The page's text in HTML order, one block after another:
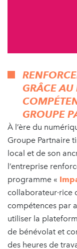
GRÂCE AU
GROUPE
À l’ère du
Groupe Partnaire
local et de son
l’entreprise
programme «
collaborateur·rice
compétences par
utiliser la
de bénévolat et
des heures de